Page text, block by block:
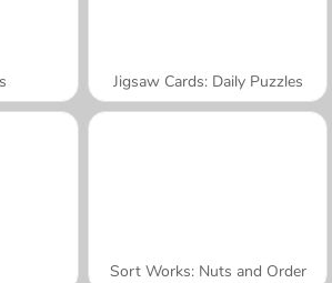
Jigsaw Cards: Daily Puzzles
Sort Works: Nuts and Order